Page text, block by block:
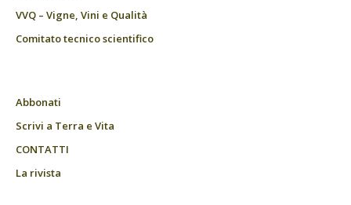
VVQ – Vigne, Vini e Qualità
Comitato tecnico scientifico
Abbonati
Scrivi a Terra e Vita
CONTATTI
La rivista